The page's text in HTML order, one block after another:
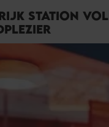
STATION VOL